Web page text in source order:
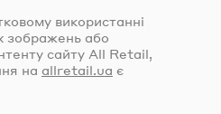
використанні
зображень або
сайту All Retail,
на allretail.ua є